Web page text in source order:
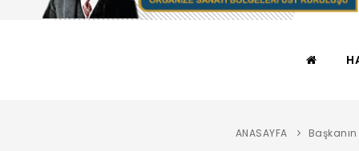
ANASAYFA